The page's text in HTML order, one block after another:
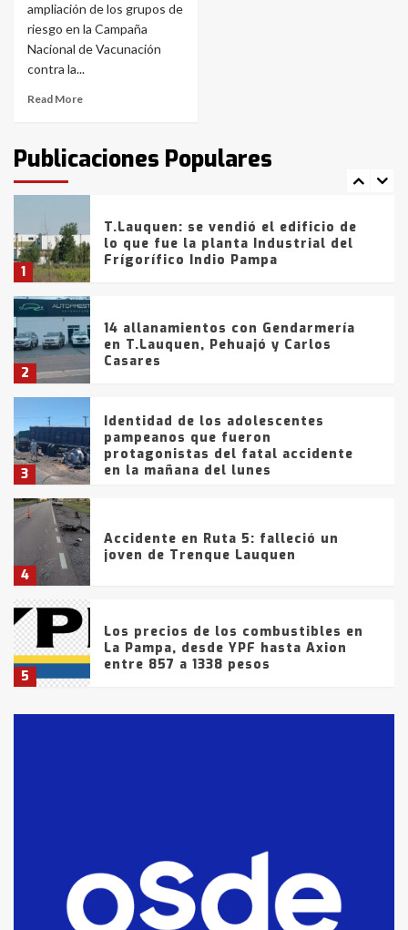
ampliación de los grupos de
riesgo en la Campaña
Nacional de Vacunación
contra la...
Read More
Publicaciones Populares
6
La Bolsa de Cereales de Bahía
Blanca anticipa que Agosto vendrá
con lluvias y heladas, en gran parte
fueron detenidos por
comercialización de drogas en la
tarde del sábado
1
T.Lauquen: se vendió el edificio de
lo que fue la planta Industrial del
Frígorífico Indio Pampa
2
14 allanamientos con Gendarmería
en T.Lauquen, Pehuajó y Carlos
Casares
3
Identidad de los adolescentes
pampeanos que fueron
protagonistas del fatal accidente
en la mañana del lunes
4
Accidente en Ruta 5: falleció un
joven de Trenque Lauquen
5
Los precios de los combustibles en
La Pampa, desde YPF hasta Axion
entre 857 a 1338 pesos
fueron detenidos por
comercialización de drogas en la
tarde del sábado